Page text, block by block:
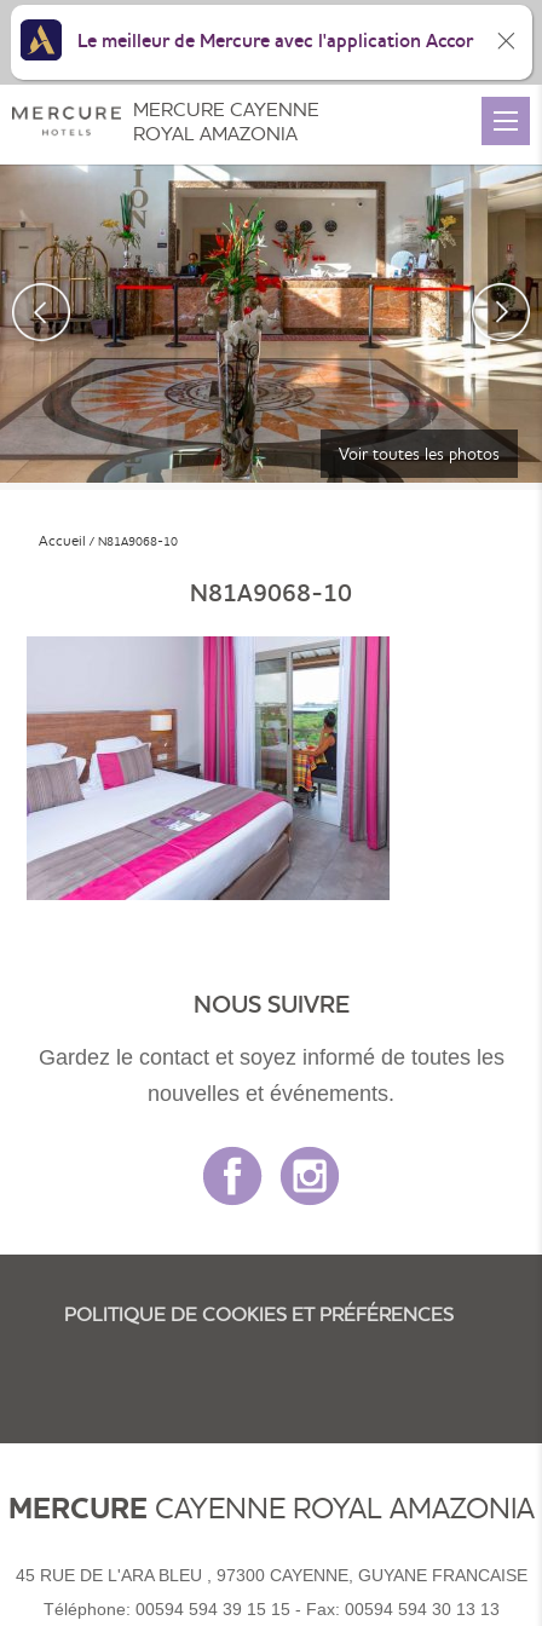
Voir toutes les photos
Accueil N81A9068-10
N81A9068-10
NOUS SUIVRE
Gardez le contact et soyez informé de toutes les
nouvelles et événements.
POLITIQUE DE COOKIES ET PRÉFÉRENCES
MERCURE CAYENNE ROYAL AMAZONIA
45 RUE DE L'ARA BLEU , 97300 CAYENNE, GUYANE FRANCAISE
Téléphone: 00594 594 39 15 15 - Fax: 00594 594 30 13 13
MERCURE CAYENNE
ROYAL AMAZONIA
Le meilleur de Mercure avec l'application Accor